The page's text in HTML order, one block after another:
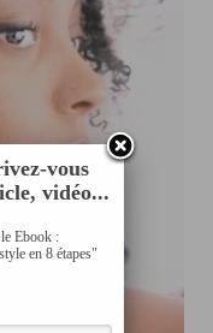
vous
vidéo...
Ebook :
en 8 étapes"